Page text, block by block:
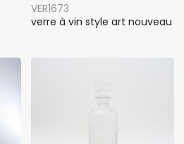
VER1673
verre à vin style art nouveau